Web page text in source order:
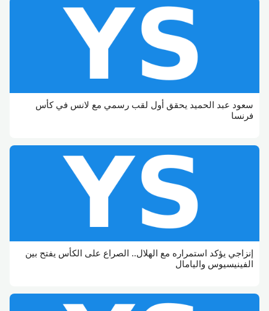
سعود عبد الحميد يحقق أول لقب رسمي مع لانس في كأس
فرنسا
إنزاجي يؤكد استمراره مع الهلال.. الصراع على الكأس يفتح بين
الفينيسيوس واليامال